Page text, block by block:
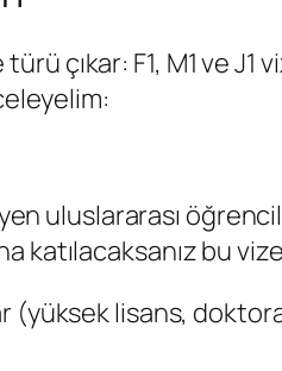
çıkar: F1, M1 ve J1
uluslararası
bu
lisans,